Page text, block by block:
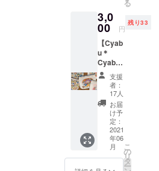
これひ
とつで
小銭、
カー
ド、レ
シート
など全
てを収
納する
ことが
可能。
小銭は
見やす
く取り
出しや
布《jam
tun ×
SIRUH
A "どん
な柄が
届くか
ワクワ
ク！"》
１個 セ
ネガル
の仕立
て屋さ
んとオ
リジナ
ルの洋
服や雑
貨を制
る
3,0
00 円
残り33
【Cyab
u＊
Cyabu(
ちゃぶ
ちゃぶ)
イラス
トミニ
財布】
●ミニ財
《Cyab
Cyabu
×
支援
者：
17人
お届
け予
定：
2021
年06
月
こ
の
リ
タ
ー